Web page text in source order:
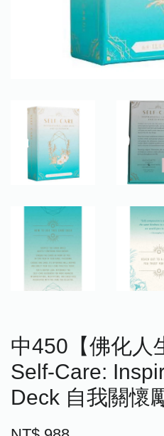
中450【佛化人
Self-Care:
Deck 自我關懷